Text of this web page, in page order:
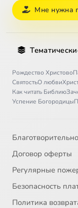
Мне нужна
Рождество Христово
СвятостьО любви
Как читать Библию
Успение Богородицы
Договор оферты
Регулярные
Безопасность
Политика